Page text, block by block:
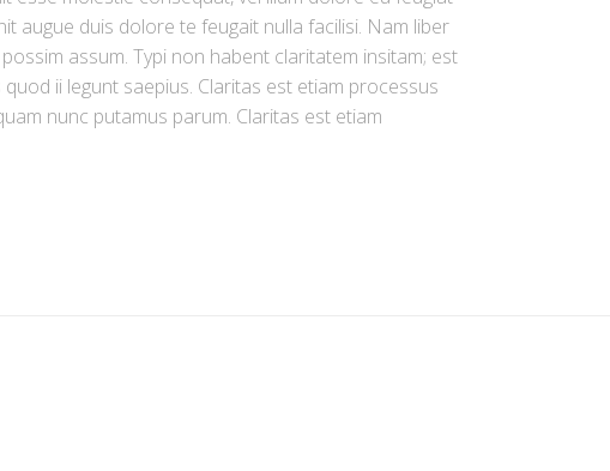
augue duis dolore te feugait nulla facilisi. Nam liber
assum. Typi non habent claritatem insitam; est
ii legunt saepius. Claritas est etiam processus
nunc putamus parum. Claritas est etiam